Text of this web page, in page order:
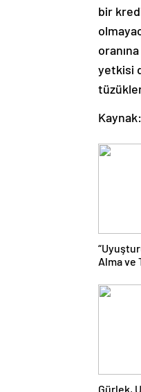
bir
yetkisi
Alma ve
Gürlek,